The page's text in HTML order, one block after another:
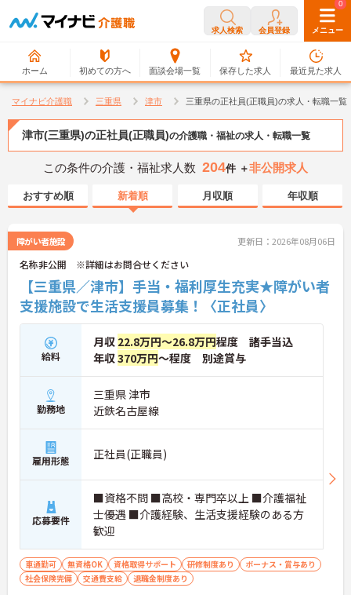
求人検索 会員登録 メニュー
ホーム 初めての方へ 面談会場一覧
0
保存した求人
0
最近見た求人
マイナビ介護職 三重県 津市 三重県の正社員(正職員)の求人・転職一覧
津市(三重県)の正社員(正職員)の介護職・福祉の求人・転職一覧
この条件の介護・福祉求人数 204件 ＋非公開求人
おすすめ順 新着順 月収順 年収順
障がい者施設 更新日：2026年08月06日
名称非公開 ※詳細はお問合せください
【三重県／津市】手当・福利厚生充実★障がい者
支援施設で生活支援員募集！〈正社員〉
給料
月収 22.8万円～26.8万円程度 諸手当込
年収370万円～程度 別途賞与
勤務地
三重県 津市
近鉄名古屋線
雇用形態 正社員(正職員)
応募要件
■資格不問 ■高校・専門卒以上 ■介護福祉
士優遇 ■介護経験、生活支援経験のある方
歓迎
車通勤可 無資格OK 資格取得サポート 研修制度あり
ボーナス・賞与あり
社会保険完備
交通費支給 退職金制度あり